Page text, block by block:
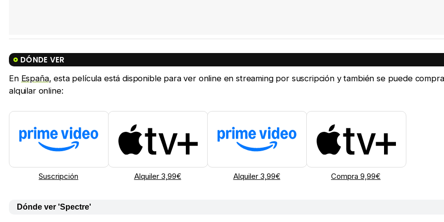
DÓNDE VER
En España, esta película está disponible para ver online en streaming por suscripción y también se puede
alquilar online:
Suscripción Alquiler 3,99€ Alquiler 3,99€ Compra 9,99€
Dónde ver 'Spectre'